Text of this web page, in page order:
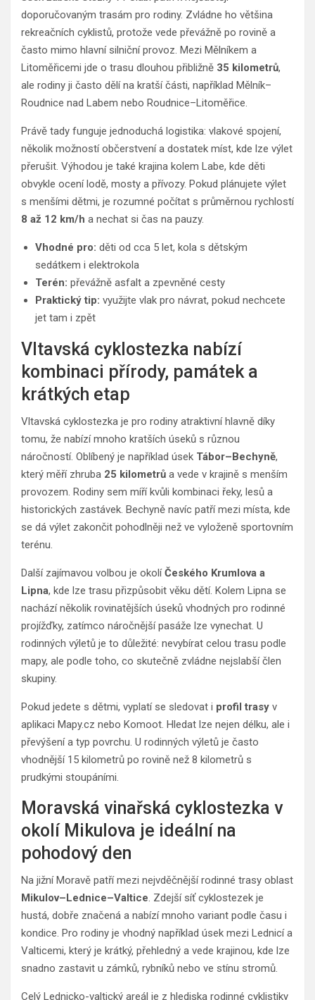
doporučovaným trasám pro rodiny. Zvládne ho většina
rekreačních cyklistů, protože vede převážně po rovině a
často mimo hlavní silniční provoz. Mezi Mělníkem a
Litoměřicemi jde o trasu dlouhou přibližně 35 kilometrů,
ale rodiny ji často dělí na kratší části, například Mělník–
Roudnice nad Labem nebo Roudnice–Litoměřice.
Právě tady funguje jednoduchá logistika: vlakové spojení,
několik možností občerstvení a dostatek míst, kde lze výlet
přerušit. Výhodou je také krajina kolem Labe, kde děti
obvykle ocení lodě, mosty a přívozy. Pokud plánujete výlet
s menšími dětmi, je rozumné počítat s průměrnou rychlostí
8 až 12 km/h a nechat si čas na pauzy.
Vhodné pro: děti od cca 5 let, kola s dětským
sedátkem i elektrokola
Terén: převážně asfalt a zpevněné cesty
Praktický tip: využijte vlak pro návrat, pokud nechcete
jet tam i zpět
Vltavská cyklostezka nabízí
kombinaci přírody, památek a
krátkých etap
Vltavská cyklostezka je pro rodiny atraktivní hlavně díky
tomu, že nabízí mnoho kratších úseků s různou
náročností. Oblíbený je například úsek Tábor–Bechyně,
který měří zhruba 25 kilometrů a vede v krajině s menším
provozem. Rodiny sem míří kvůli kombinaci řeky, lesů a
historických zastávek. Bechyně navíc patří mezi místa, kde
se dá výlet zakončit pohodlněji než ve vyloženě sportovním
terénu.
Další zajímavou volbou je okolíČeského Krumlova a
Lipna, kde lze trasu přizpůsobit věku dětí. Kolem Lipna se
nachází několik rovinatějších úseků vhodných pro rodinné
projížďky, zatímco náročnější pasáže lze vynechat. U
rodinných výletů je to důležité: nevybírat celou trasu podle
mapy, ale podle toho, co skutečně zvládne nejslabší člen
skupiny.
Pokud jedete s dětmi, vyplatí se sledovat i profil trasy v
aplikaci Mapy.cz nebo Komoot. Hledat lze nejen délku, ale i
převýšení a typ povrchu. U rodinných výletů je často
vhodnější 15 kilometrů po rovině než 8 kilometrů s
prudkými stoupáními.
Moravská vinařská cyklostezka v
okolí Mikulova je ideální na
pohodový den
Na jižní Moravě patří mezi nejvděčnější rodinné trasy oblast
Mikulov–Lednice–Valtice. Zdejší síť cyklostezek je
hustá, dobře značená a nabízí mnoho variant podle času i
kondice. Pro rodiny je vhodný například úsek mezi Lednicí a
Valticemi, který je krátký, přehledný a vede krajinou, kde lze
snadno zastavit u zámků, rybníků nebo ve stínu stromů.
Celý Lednicko-valtický areál je z hlediska rodinné cyklistiky